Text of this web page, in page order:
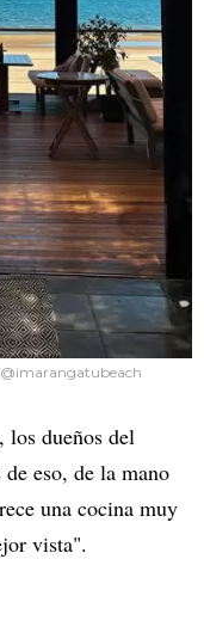
dueños del
eso, de la mano
una cocina muy
vista".